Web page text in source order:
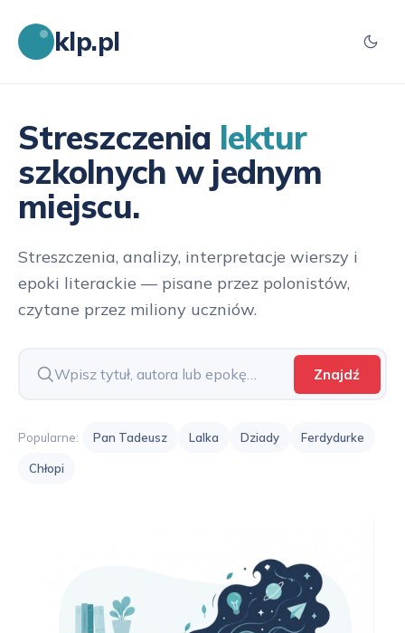
klp.pl
Streszczenia lektur
szkolnych w jednym
miejscu.
Streszczenia, analizy, interpretacje wierszy i
epoki literackie — pisane przez polonistów,
czytane przez miliony uczniów.
Znajdź
Popularne: Pan Tadeusz Lalka Dziady Ferdydurke
Chłopi